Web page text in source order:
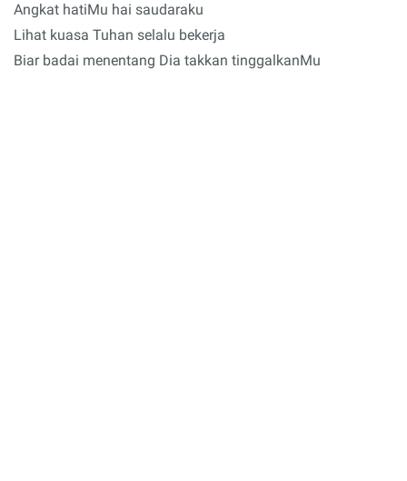
Angkat hatiMu hai saudaraku
Lihat kuasa Tuhan selalu bekerja
Biar badai menentang Dia takkan tinggalkanMu